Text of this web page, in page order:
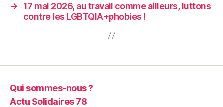
→
17 mai 2026, au travail comme ailleurs, luttons
contre les LGBTQIA+phobies !
Qui sommes-nous ?
Actu Solidaires 78